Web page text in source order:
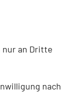
nur an Dritte
nach